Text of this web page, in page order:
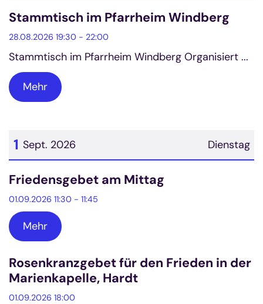
Datum: 28. August 2026
Stammtisch im Pfarrheim Windberg
28.08.2026 19:30 - 22:00
Stammtisch im Pfarrheim Windberg Organisiert ...
Mehr
Dienstag
1 Sept. 2026
Datum: 1. September 2026
Friedensgebet am Mittag
01.09.2026 11:30 - 11:45
Mehr
Rosenkranzgebet für den Frieden in der
Marienkapelle, Hardt
01.09.2026 18:00